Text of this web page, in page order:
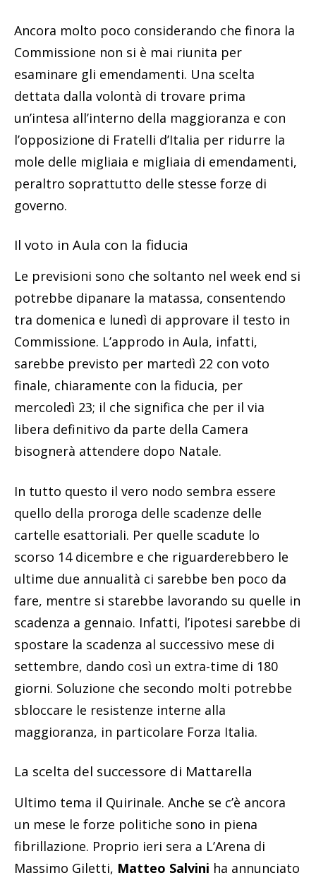
Ancora molto poco considerando che finora la
Commissione non si è mai riunita per
esaminare gli emendamenti. Una scelta
dettata dalla volontà di trovare prima
un’intesa all’interno della maggioranza e con
l’opposizione di Fratelli d’Italia per ridurre la
mole delle migliaia e migliaia di emendamenti,
peraltro soprattutto delle stesse forze di
governo.
Il voto in Aula con la fiducia
Le previsioni sono che soltanto nel week end si
potrebbe dipanare la matassa, consentendo
tra domenica e lunedì di approvare il testo in
Commissione. L’approdo in Aula, infatti,
sarebbe previsto per martedì 22 con voto
finale, chiaramente con la fiducia, per
mercoledì 23; il che significa che per il via
libera definitivo da parte della Camera
bisognerà attendere dopo Natale.
In tutto questo il vero nodo sembra essere
quello della proroga delle scadenze delle
cartelle esattoriali. Per quelle scadute lo
scorso 14 dicembre e che riguarderebbero le
ultime due annualità ci sarebbe ben poco da
fare, mentre si starebbe lavorando su quelle in
scadenza a gennaio. Infatti, l’ipotesi sarebbe di
spostare la scadenza al successivo mese di
settembre, dando così un extra-time di 180
giorni. Soluzione che secondo molti potrebbe
sbloccare le resistenze interne alla
maggioranza, in particolare Forza Italia.
La scelta del successore di Mattarella
Ultimo tema il Quirinale. Anche se c’è ancora
un mese le forze politiche sono in piena
fibrillazione. Proprio ieri sera a L’Arena di
Massimo Giletti, Matteo Salvini ha annunciato